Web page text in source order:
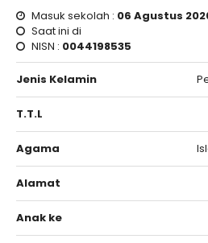
Masuk sekolah : 06 Agustus
Saat ini di
NISN : 0044198535
Jenis Kelamin
T.T.L
Agama
Alamat
Anak ke